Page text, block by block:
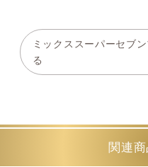
ミックススーパーセブ
る
関連